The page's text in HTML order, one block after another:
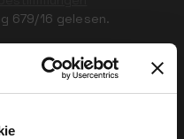
679/16 gelesen.
zur Verarbeitung der
Mitteilungen per E-Mail,